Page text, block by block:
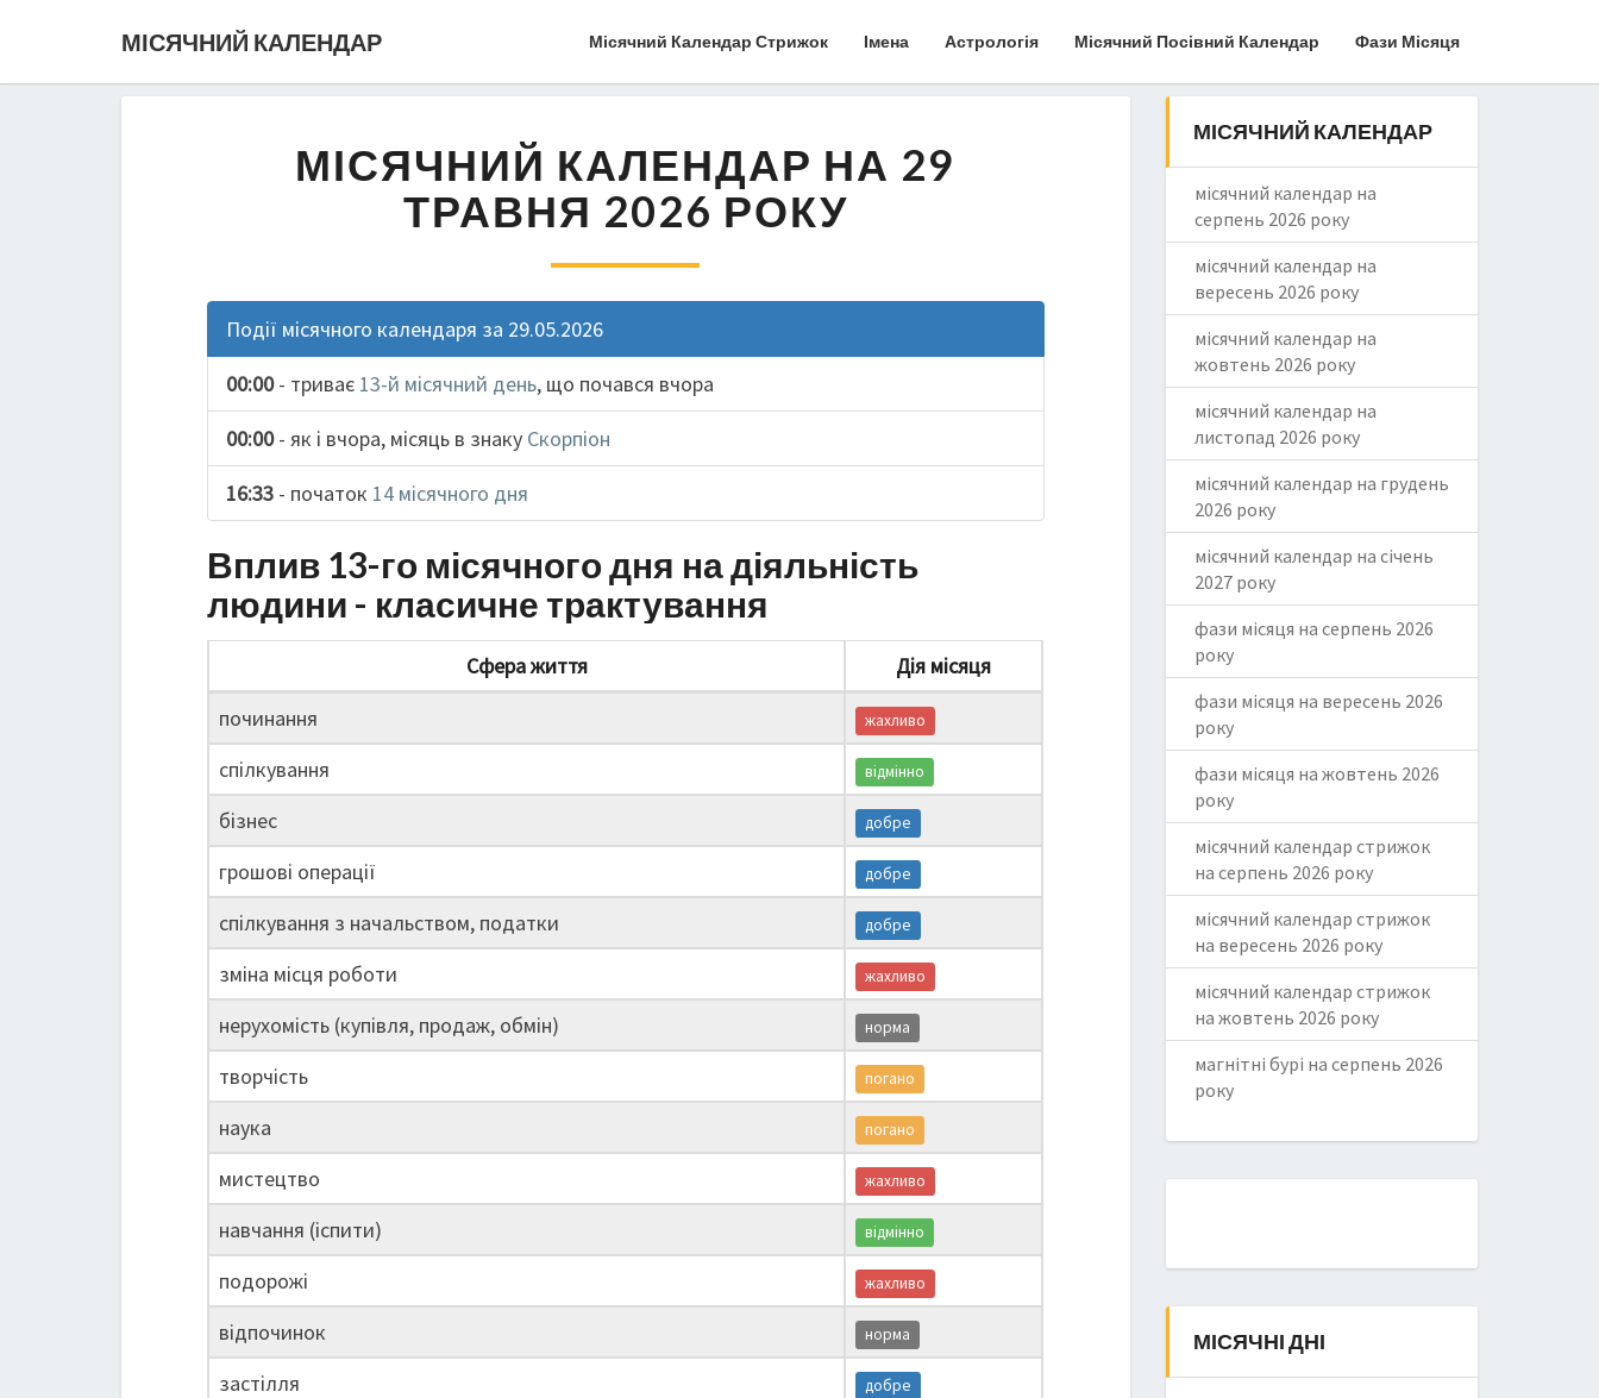
МІСЯЧНИЙ КАЛЕНДАР Місячний Календар Стрижок Імена Астрологія Місячний Посівний Календар Фази Місяця
МІСЯЧНИЙ КАЛЕНДАР НА 29
ТРАВНЯ 2026 РОКУ
Події місячного календаря за 29.05.2026
00:00- триває 13-й місячний день, що почався вчора
00:00- як і вчора, місяць в знаку Скорпіон
16:33 - початок 14 місячного дня
Вплив 13-го місячного дня на діяльність
людини - класичне трактування
Сфера життя
Дія місяця
починання
жахливо
спілкування відмінно
бізнес добре
грошові операції добре
спілкування з начальством, податки добре
зміна місця роботи жахливо
нерухомість (купівля, продаж, обмін) норма
творчість погано
наука погано
мистецтво жахливо
навчання (іспити) відмінно
подорожі жахливо
відпочинок норма
застілля добре
МІСЯЧНИЙ КАЛЕНДАР
місячний календар на
серпень 2026 року
місячний календар на
вересень 2026 року
місячний календар на
жовтень 2026 року
місячний календар на
листопад 2026 року
місячний календар на грудень
2026 року
місячний календар на січень
2027 року
фази місяця на серпень 2026
року
фази місяця на вересень 2026
року
фази місяця на жовтень 2026
року
місячний календар стрижок
на серпень 2026 року
місячний календар стрижок
на вересень 2026 року
місячний календар стрижок
на жовтень 2026 року
магнітні бурі на серпень 2026
року
МІСЯЧНІ ДНІ